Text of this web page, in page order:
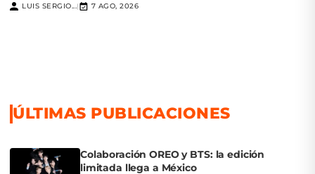
LUIS SERGIO...| 7 AGO, 2026
ÚLTIMAS PUBLICACIONES
Colaboración OREO y BTS: la edición
limitada llega a México